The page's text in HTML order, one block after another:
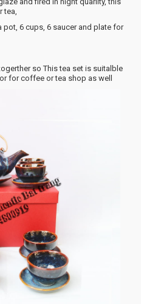
tea,
pot, 6 cups, 6 saucer and plate for
so This tea set is suitalble
for coffee or tea shop as well